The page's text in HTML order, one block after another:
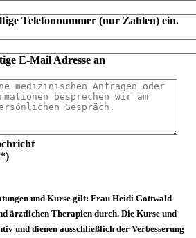
Telefonnummer (nur Zahlen) ein.
E-Mail Adresse an
und Kurse gilt: Frau Heidi Gottwald
ärztlichen Therapien durch. Die Kurse und
und dienen ausschließlich der Verbesserung